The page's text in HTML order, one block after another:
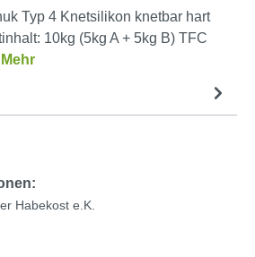
Typ 4 Knetsilikon knetbar hart
10kg (5kg A + 5kg B) TFC
Mehr
Habekost e.K.